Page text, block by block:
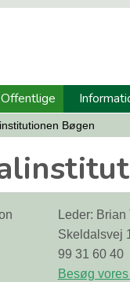
Offentlige
Bøgen
Leder:
Skeldalsvej
99 31 60 40
Besøg